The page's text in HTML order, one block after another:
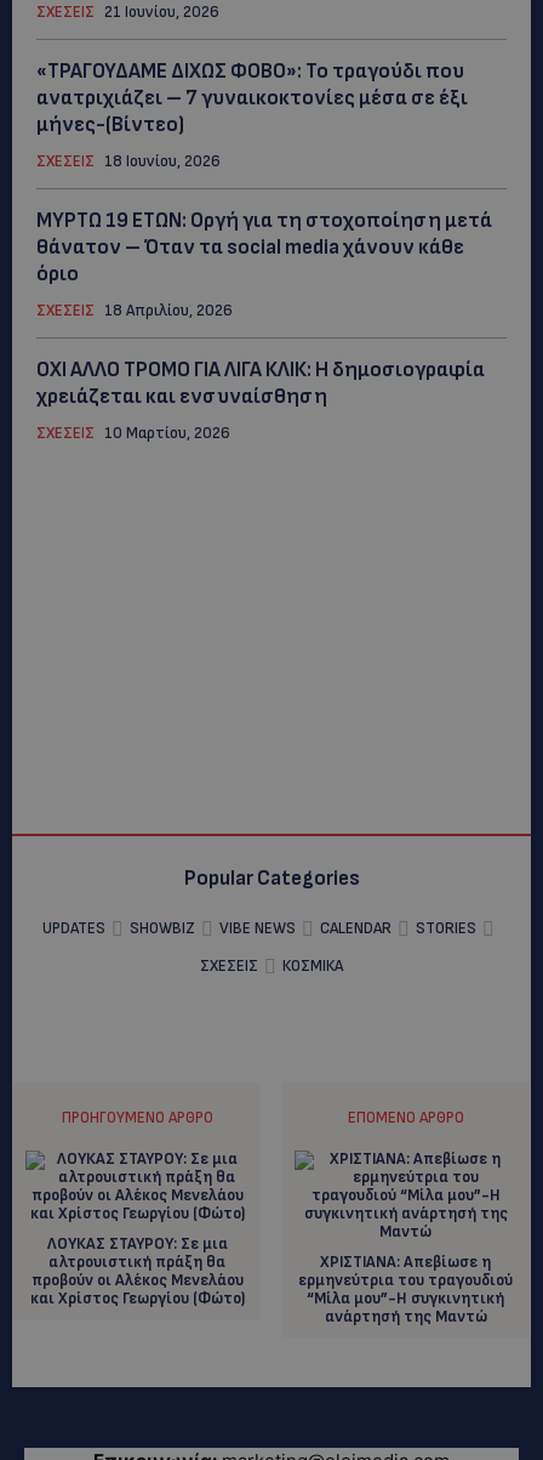
ΣΧΕΣΕΙΣ 21 Ιουνίου, 2026
«ΤΡΑΓΟΥΔΑΜΕ ΔΙΧΩΣ ΦΟΒΟ»: Το τραγούδι που
ανατριχιάζει – 7 γυναικοκτονίες μέσα σε έξι
μήνες-(Βίντεο)
ΣΧΕΣΕΙΣ 18 Ιουνίου, 2026
ΜYΡΤΩ 19 ΕΤΩΝ: Οργή για τη στοχοποίηση μετά
θάνατον – Όταν τα social media χάνουν κάθε
όριο
ΣΧΕΣΕΙΣ 18 Απριλίου, 2026
ΟΧΙ ΑΛΛΟ ΤΡΟΜΟ ΓΙΑ ΛΙΓΑ ΚΛΙΚ: Η δημοσιογραφία
χρειάζεται και ενσυναίσθηση
ΣΧΕΣΕΙΣ 10 Μαρτίου, 2026
Popular Categories
UPDATES SHOWBIZ VIBE NEWS CALENDAR
STORIES
ΣΧΕΣΕΙΣ
ΚΟΣΜΙΚΑ
ΠΡΟΗΓΟΎΜΕΝΟ ΆΡΘΡΟ
ΛΟΥΚΑΣ ΣΤΑΥΡΟΥ: Σε μια
αλτρουιστική πράξη θα
προβούν οι Αλέκος Μενελάου
και Χρίστος Γεωργίου (Φώτο)
ΕΠΌΜΕΝΟ ΆΡΘΡΟ
ΧΡΙΣΤΙΑΝΑ: Aπεβίωσε η
ερμηνεύτρια του τραγουδιού
“Μίλα μου”-Η συγκινητική
ανάρτησή της Μαντώ